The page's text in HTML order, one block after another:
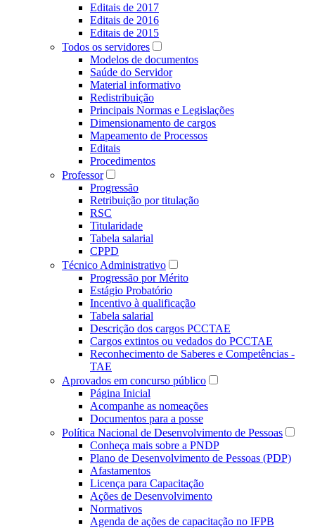
Editais de 2017
Editais de 2016
Editais de 2015
Todos os servidores
Modelos de documentos
Saúde do Servidor
Material informativo
Redistribuição
Principais Normas e Legislações
Dimensionamento de cargos
Mapeamento de Processos
Editais
Procedimentos
Professor
Progressão
Retribuição por titulação
RSC
Titularidade
Tabela salarial
CPPD
Técnico Administrativo
Progressão por Mérito
Estágio Probatório
Incentivo à qualificação
Tabela salarial
Descrição dos cargos PCCTAE
Cargos extintos ou vedados do PCCTAE
Reconhecimento de Saberes e Competências -
TAE
Aprovados em concurso público
Página Inicial
Acompanhe as nomeações
Documentos para a posse
Política Nacional de Desenvolvimento de Pessoas
Conheça mais sobre a PNDP
Plano de Desenvolvimento de Pessoas (PDP)
Afastamentos
Licença para Capacitação
Ações de Desenvolvimento
Normativos
Agenda de ações de capacitação no IFPB